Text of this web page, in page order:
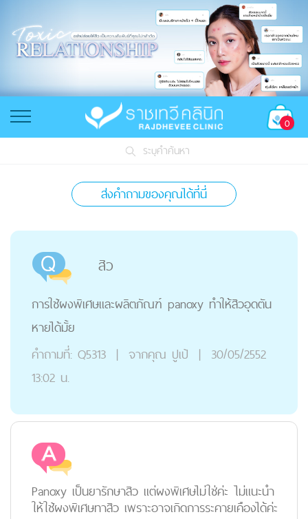
0
ระบุคำค้นหา
ส่งคำถามของคุณได้ที่นี่
สิว
การใช้ผงพิเศษและผลิตภัณฑ์ panoxy ทำให้สิวอุดตัน
หายได้มั้ย
คำถามที่: Q5313 | จากคุณ ปูเป้ | 30/05/2552
13:02 น.
Panoxy เป็นยารักษาสิว แต่ผงพิเศษไม่ใช่ค่ะ ไม่แนะนำ
ให้ใช้ผงพิเศษทาสิว เพราะอาจเกิดการระคายเคืองได้ค่ะ